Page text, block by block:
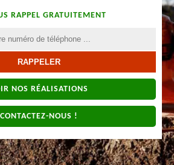
RAPPEL GRATUITEMENT
NOS RÉALISATIONS
CONTACTEZ-NOUS !